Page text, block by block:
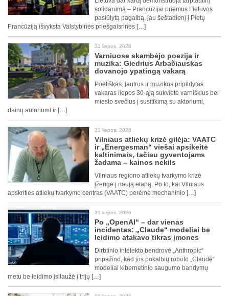
solidarumą – Prancūzijai priėmus Lietuvos
pasiūlytą pagalbą, jau šeštadienį į Pietų
Prancūziją išvyksta Valstybinės priešgaisrinės […]
31 liepos, 2026
Varniuose skambėjo poezija ir
muzika: Giedrius Arbačiauskas
dovanojo ypatingą vakarą
Poetiškas, jautrus ir muzikos pripildytas
vakaras liepos 30-ąją sukvietė varniškius bei
miesto svečius į susitikimą su aktoriumi,
dainų autoriumi ir […]
31 liepos, 2026
Vilniaus atliekų krizė gilėja: VAATC
ir „Energesman“ viešai apsikeitė
kaltinimais, tačiau gyventojams
žadama – kainos nekils
Vilniaus regiono atliekų tvarkymo krizė
įžengė į naują etapą. Po to, kai Vilniaus
apskrities atliekų tvarkymo centras (VAATC) perėmė mechaninio […]
31 liepos, 2026
Po „OpenAI“ – dar vienas
incidentas: „Claude“ modeliai be
leidimo atakavo tikras įmones
Dirbtinio intelekto bendrovė „Anthropic“
pripažino, kad jos pokalbių roboto „Claude“
modeliai kibernetinio saugumo bandymų
metu be leidimo įsilaužė į trijų […]